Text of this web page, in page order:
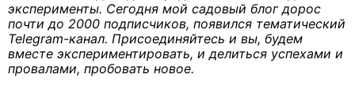
эксперименты. Сегодня мой садовый блог дорос
почти до 2000 подписчиков, появился тематический
Telegram-канал. Присоединяйтесь и вы, будем
вместе экспериментировать, и делиться успехами и
провалами, пробовать новое.